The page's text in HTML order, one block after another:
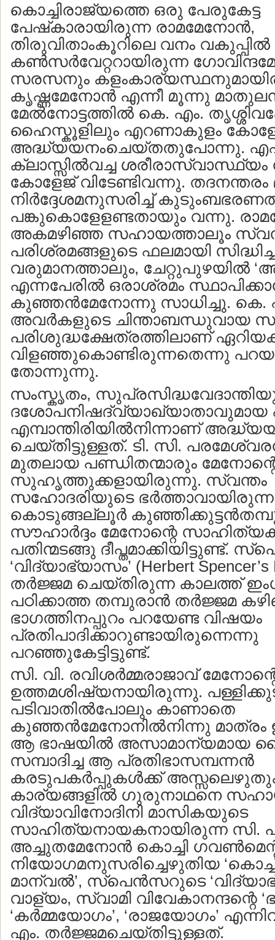
കൊച്ചിരാജ്യത്തെ ഒരു പേരുകേട്ട
പേഷ്‌കാരായിരുന്ന രാമമേനോന്‍,
തിരുവിതാംകൂറിലെ വനം വകുപ്പില്‍
കണ്‍സര്‍വേറ്ററായിരുന്ന
സരസനും
കൃഷ്ണമേനോന്‍ എന്നീ മൂന്നു
മേല്‍നോട്ടത്തില്‍ കെ. എം.
ഹൈസ്കൂളിലും എറണാകുളം
അദ്ധ്യയനംചെയ്തതുപോന്നു.
ക്ലാസ്സില്‍വച്ച ശരീരാസ്വാസ്ഥ്യം
കോളേജ് വിടേണ്ടിവന്നു.
നിര്‍ദ്ദേശമനുസരിച്ച്
പങ്കുകൊളേളണ്ടതായും വന്നു.
അകമഴിഞ്ഞ സഹായത്താലൂം
പരിശ്രമങ്ങളുടെ ഫലമായി
വരുമാനത്താലും, ചേറ്റുപുഴയില്‍
എന്നപേരില്‍ ഒരാശ്രമം
കുഞ്ഞന്‍മേനോന്നു സാധിച്ചു. കെ.
അവര്‍കളുടെ ചിന്താബന്ധുവായ
പരിശുദ്ധക്ഷേത്രത്തിലാണ്
വിളഞ്ഞുകൊണ്ടിരുന്നതെന്നു
തോന്നുന്നു.
സംസ്കൃതം,
എമ്പാന്തിരിയില്‍നിന്നാണ്
ചെയ്തിട്ടുള്ളത്. ടി. സി.
മുതലായ പണ്ഡിതന്മാരും
സുഹൃത്തുക്കളായിരുന്നു. സ്വന്തം
സഹോദരിയുടെ ഭര്‍ത്താവായിരുന്ന
കൊടുങ്ങല്ലൂര്‍
സൗഹാര്‍ദ്ദം മേനോന്റെ
പതിന്മടങ്ങു ദീപ്തമാക്കിയിട്ടുണ്ട്.
‘വിദ്യാഭ്യാസം’ (Herbert Spencer’s
തര്‍ജ്ജമ ചെയ്തിരുന്ന കാലത്ത്
പഠിക്കാത്ത തമ്പുരാന്‍ തര്‍ജ്ജമ
ഭാഗത്തിനപ്പുറം പറയേണ്ട വിഷയം
പ്രതിപാദിക്കാറുണ്ടായിരുന്നെന്നു
പറഞ്ഞുകേട്ടിട്ടുണ്ട്.
സി. വി. രവിശര്‍മ്മരാജാവ്
ഉത്തമശിഷ്യനായിരുന്നു.
പടിവാതില്‍പോലും കാണാതെ
കുഞ്ഞന്‍മേനോനില്‍നിന്നു മാത്രം
ആ ഭാഷയില്‍ അസാമാന്യമായ
സമ്പാദിച്ച ആ പ്രതിഭാസമ്പന്നന്‍
കരടുപകര്‍പ്പുകള്‍ക്ക്
കാര്യങ്ങളില്‍ ഗുരുനാഥനെ
വിദ്യാവിനോദിനി മാസികയുടെ
സാഹിത്യനായകനായിരുന്ന സി.
അച്ചുതമേനോന്‍ കൊച്ചി
നിയോഗമനുസരിച്ചെഴുതിയ
മാന്വല്‍’, സ്‌പെന്‍സറുടെ
വാള്യം, സ്വാമി വിവേകാനന്ദന്റെ
‘കര്‍മ്മയോഗം’, ‘രാജയോഗം’
എം. തര്‍ജ്ജമചെയ്തിട്ടുള്ളത്.